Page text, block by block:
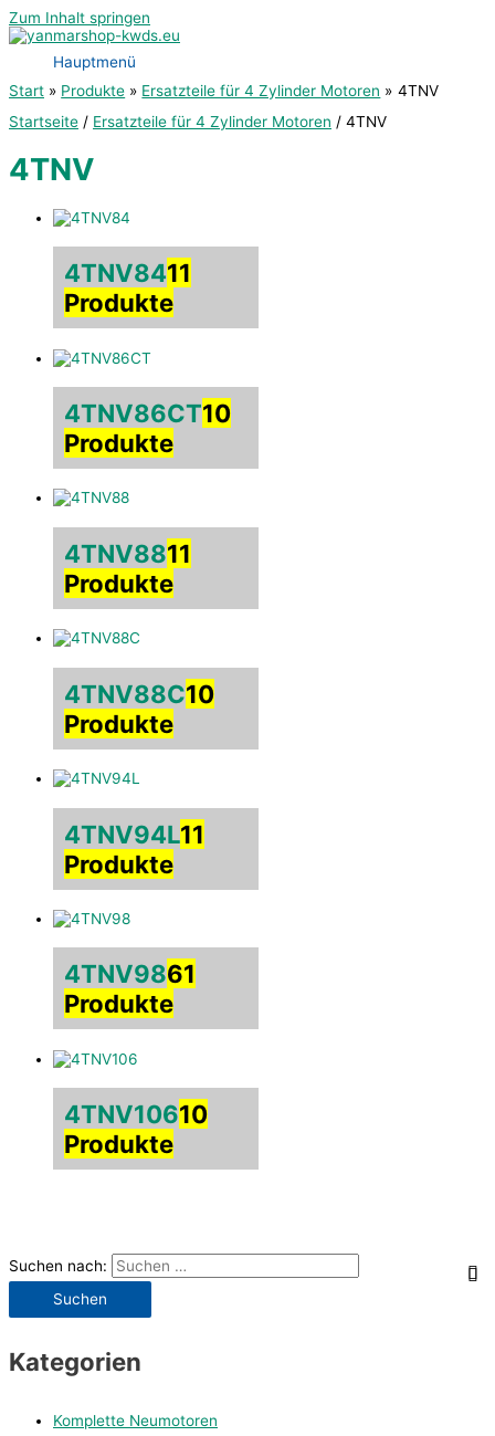
Zum Inhalt springen
Hauptmenü
Start
Produkte Ersatzteile für 4 Zylinder Motoren 4TNV
Suchen nach:
Kategorien
Komplette Neumotoren
Startseite / Ersatzteile für 4 Zylinder Motoren / 4TNV
4TNV
4TNV8411
Produkte
4TNV86CT10
Produkte
4TNV8811
Produkte
4TNV88C10
Produkte
4TNV94L11
Produkte
4TNV9861
Produkte
4TNV10610
Produkte